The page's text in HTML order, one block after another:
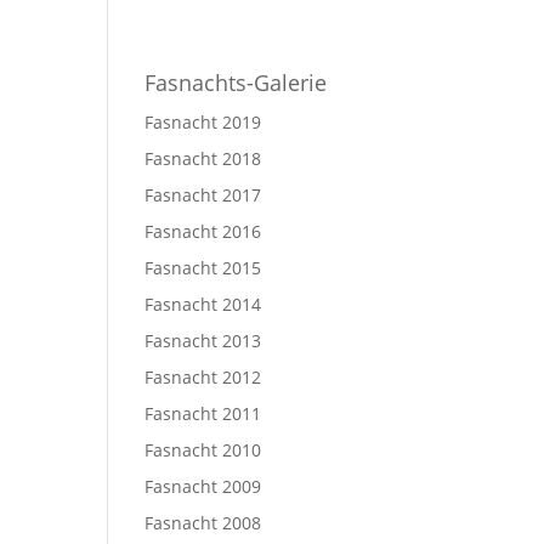
Fasnachts-Galerie
Fasnacht 2019
Fasnacht 2018
Fasnacht 2017
Fasnacht 2016
Fasnacht 2015
Fasnacht 2014
Fasnacht 2013
Fasnacht 2012
Fasnacht 2011
Fasnacht 2010
Fasnacht 2009
Fasnacht 2008